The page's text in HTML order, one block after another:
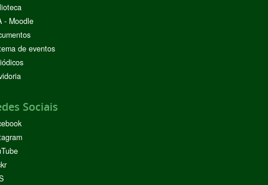
- Moodle
de eventos
Sociais